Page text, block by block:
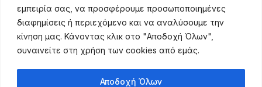
εμπειρία σας, να προσφέρουμε προσωποποιημένες
διαφημίσεις ή περιεχόμενο και να αναλύσουμε την
κίνηση μας. Κάνοντας κλικ στο "Αποδοχή Όλων",
συναινείτε στη χρήση των cookies από εμάς.
Αποδοχή Όλων
(+30) 211 725 5427
sales@lightingexpert.gr
Χρήσιμες Σελίδες